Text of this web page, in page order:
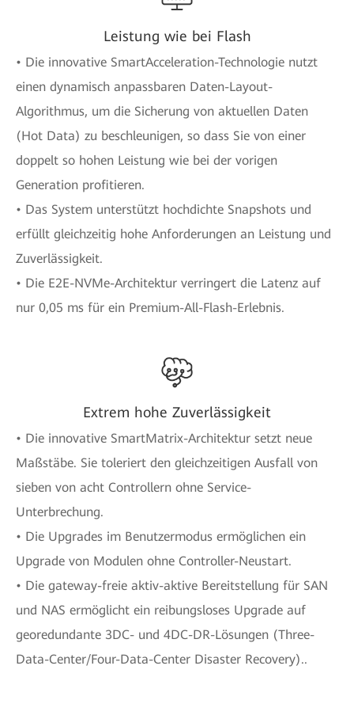
Leistung wie bei Flash
• Die innovative SmartAcceleration-Technologie nutzt
einen dynamisch anpassbaren Daten-Layout-
Algorithmus, um die Sicherung von aktuellen Daten
(Hot Data) zu beschleunigen, so dass Sie von einer
doppelt so hohen Leistung wie bei der vorigen
Generation profitieren.
• Das System unterstützt hochdichte Snapshots und
erfüllt gleichzeitig hohe Anforderungen an Leistung und
Zuverlässigkeit.
• Die E2E-NVMe-Architektur verringert die Latenz auf
nur 0,05 ms für ein Premium-All-Flash-Erlebnis.
Extrem hohe Zuverlässigkeit
• Die innovative SmartMatrix-Architektur setzt neue
Maßstäbe. Sie toleriert den gleichzeitigen Ausfall von
sieben von acht Controllern ohne Service-
Unterbrechung.
• Die Upgrades im Benutzermodus ermöglichen ein
Upgrade von Modulen ohne Controller-Neustart.
• Die gateway-freie aktiv-aktive Bereitstellung für SAN
und NAS ermöglicht ein reibungsloses Upgrade auf
georedundante 3DC- und 4DC-DR-Lösungen (Three-
Data-Center/Four-Data-Center Disaster Recovery)..